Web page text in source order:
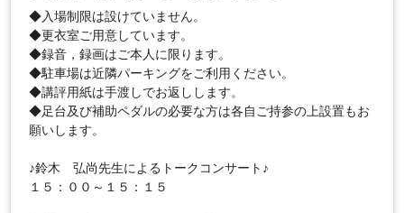
◆入場制限は設けていません。
◆更衣室ご用意しています。
◆録音，録画はご本人に限ります。
◆駐車場は近隣パーキングをご利用ください。
◆講評用紙は手渡しでお返しします。
◆足台及び補助ペダルの必要な方は各自ご持参の上設置もお
願いします。
♪鈴木 弘尚先生によるトークコンサート♪
１５：００～１５：１５